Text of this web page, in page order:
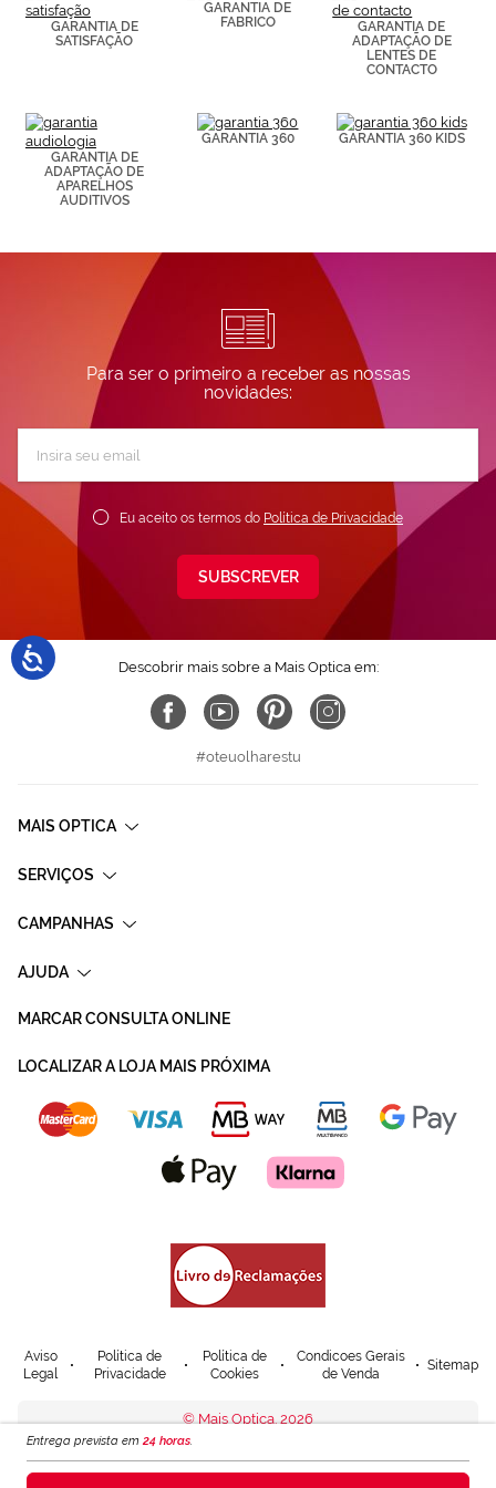
de páginas
visitadas).
Puedes
Política de
Cookies.
Entrega prevista em24 horas.
GARANTIA DE
SATISFAÇÃO
GARANTIA DE
FABRICO
GARANTIA DE
ADAPTAÇÃO DE
LENTES DE
CONTACTO
GARANTIA DE
ADAPTAÇÃO DE
APARELHOS
AUDITIVOS
GARANTIA 360 GARANTIA 360 KIDS
Para ser o primeiro a receber as nossas
novidades:
Newsletter:
Eu aceito os termos do Política de Privacidade
SUBSCREVER
Descobrir mais sobre a Mais Optica em:
#oteuolharestu
MAIS OPTICA
SERVIÇOS
CAMPANHAS
AJUDA
MARCAR CONSULTA ONLINE
LOCALIZAR A LOJA MAIS PRÓXIMA
Aviso
Legal
Política de
Privacidade
Política de
Cookies
Condicoes Gerais
de Venda
Sitemap
© Mais Optica. 2026